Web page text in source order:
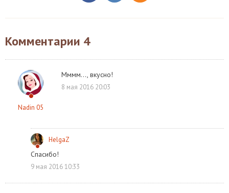
Комментарии 4
Nadin 05
Мммм..., вкусно!
8 мая 2016 20:03
HelgaZ
Спасибо!
9 мая 2016 10:33